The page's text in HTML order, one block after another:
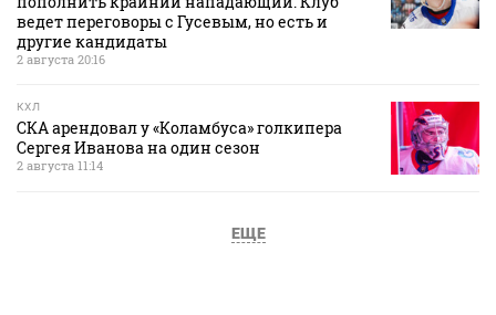
ведет переговоры с Гусевым, но есть и
другие кандидаты
2 августа 20:16
КХЛ
СКА арендовал у «Коламбуса» голкипера
Сергея Иванова на один сезон
2 августа 11:14
ЕЩЕ